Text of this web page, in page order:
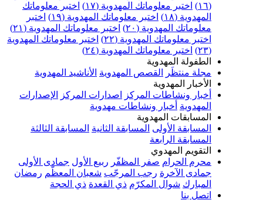
اختبر معلوماتك المهدوية (١٧)
اختبر معلوماتك
اختبر معلوماتك المهدوية (١٩)
اختبر
المهدوية (٢٠)
اختبر معلوماتك المهدوية (٢١)
معلوماتك المهدوية (٢٢)
اختبر معلوماتك المهدوية
اختبر معلوماتك المهدوية (٢٤)
المهدوية
منتظَر
القصص المهدوية الأناشيد المهدوية
المهدوية
ونشاطات المركز اصدارات المركز الإصدارات
أخبار ونشاطات مهدوية
المهدوية
الأولى المسابقة الثانية المسابقة الثالثة
الرابعة
المهدوي
الحرام
صفر المظفّر ربيع الأول جمادى الأولى
رجب المرجّب شعبان المعظّم رمضان
شوال المكرّم ذي القعدة ذي الحجة